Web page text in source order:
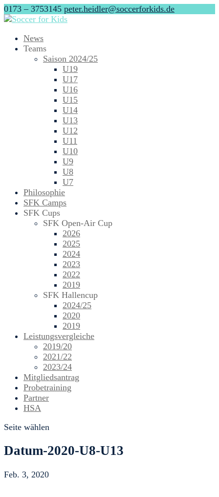
0173 – 3753145 peter.heidler@soccerforkids.de
News
Teams
Saison 2024/25
U19
U17
U16
U15
U14
U13
U12
U11
U10
U9
U8
U7
Philosophie
SFK Camps
SFK Cups
SFK Open-Air Cup
2026
2025
2024
2023
2022
2019
SFK Hallencup
2024/25
2020
2019
Leistungsvergleiche
2019/20
2021/22
2023/24
Mitgliedsantrag
Probetraining
Partner
HSA
Seite wählen
Datum-2020-U8-U13
Feb. 3, 2020